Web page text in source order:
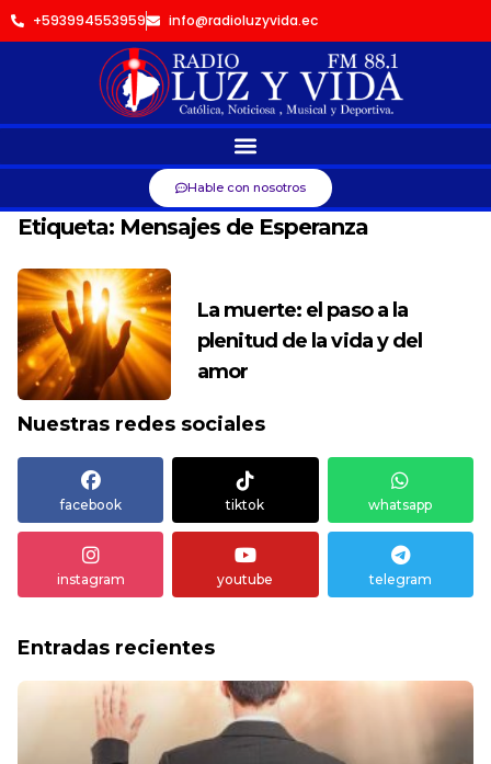
+593994553959 info@radioluzyvida.ec
Hable con nosotros
Etiqueta: Mensajes de Esperanza
La muerte: el paso a la
plenitud de la vida y del
amor
Nuestras redes sociales
facebook tiktok whatsapp
instagram youtube telegram
Entradas recientes